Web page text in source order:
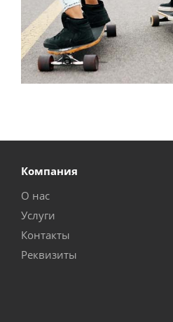
Компания
О нас
Услуги
Контакты
Реквизиты